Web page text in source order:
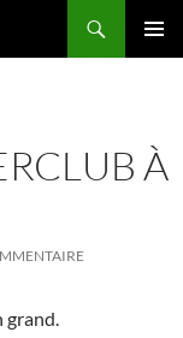
À
grand.